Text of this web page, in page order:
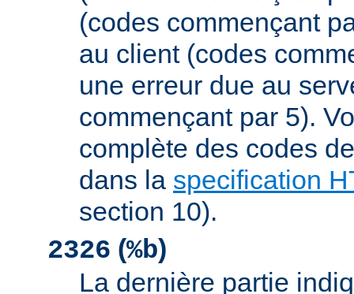
(codes commençant
au client (codes
une erreur due au
commençant par 5).
complète des codes
dans la specification
section 10).
2326 (%b)
La dernière partie